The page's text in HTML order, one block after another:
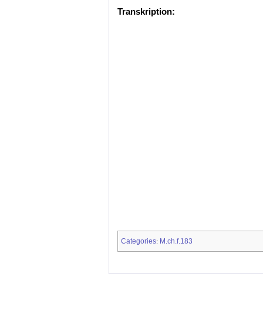
Transkription:
Categories: M.ch.f.183